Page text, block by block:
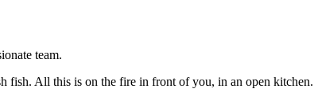
team.
fish. All this is on the fire in front of you, in an open kitchen.